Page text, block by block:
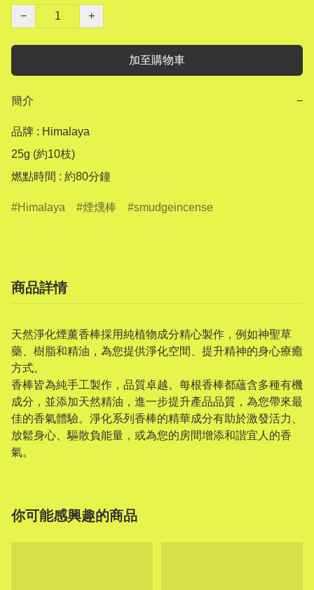
−
+
加至購物車
簡介 −
品牌 : Himalaya
25g (約10枝)
燃點時間 : 約80分鐘
Himalaya 煙燻棒 smudgeincense
商品詳情
天然淨化煙薰香棒採用純植物成分精心製作，例如神聖草
藥、樹脂和精油，為您提供淨化空間、提升精神的身心療癒
方式。
香棒皆為純手工製作，品質卓越。每根香棒都蘊含多種有機
成分，並添加天然精油，進一步提升產品品質，為您帶來最
佳的香氣體驗。淨化系列香棒的精華成分有助於激發活力、
放鬆身心、驅散負能量，或為您的房間增添和諧宜人的香
氣。
你可能感興趣的商品